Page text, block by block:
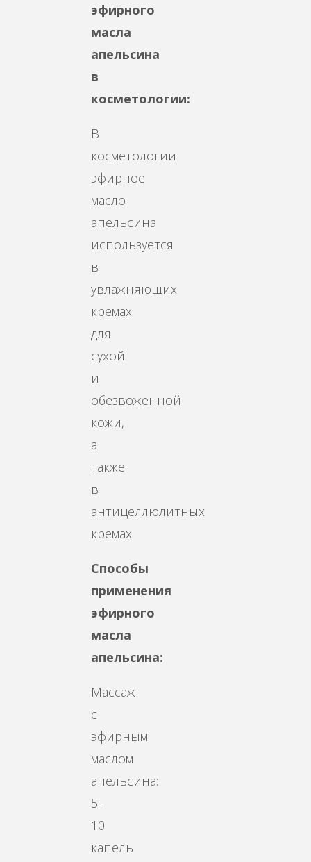
эфирного
масла
апельсина
в
косметологии:
В
косметологии
эфирное
масло
апельсина
используется
в
увлажняющих
кремах
для
сухой
и
обезвоженной
кожи,
а
также
в
антицеллюлитных
кремах.
Способы
применения
эфирного
масла
апельсина:
Массаж
с
эфирным
маслом
апельсина:
5-
10
капель